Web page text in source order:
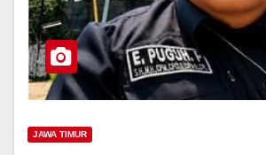
JAWA TIMUR